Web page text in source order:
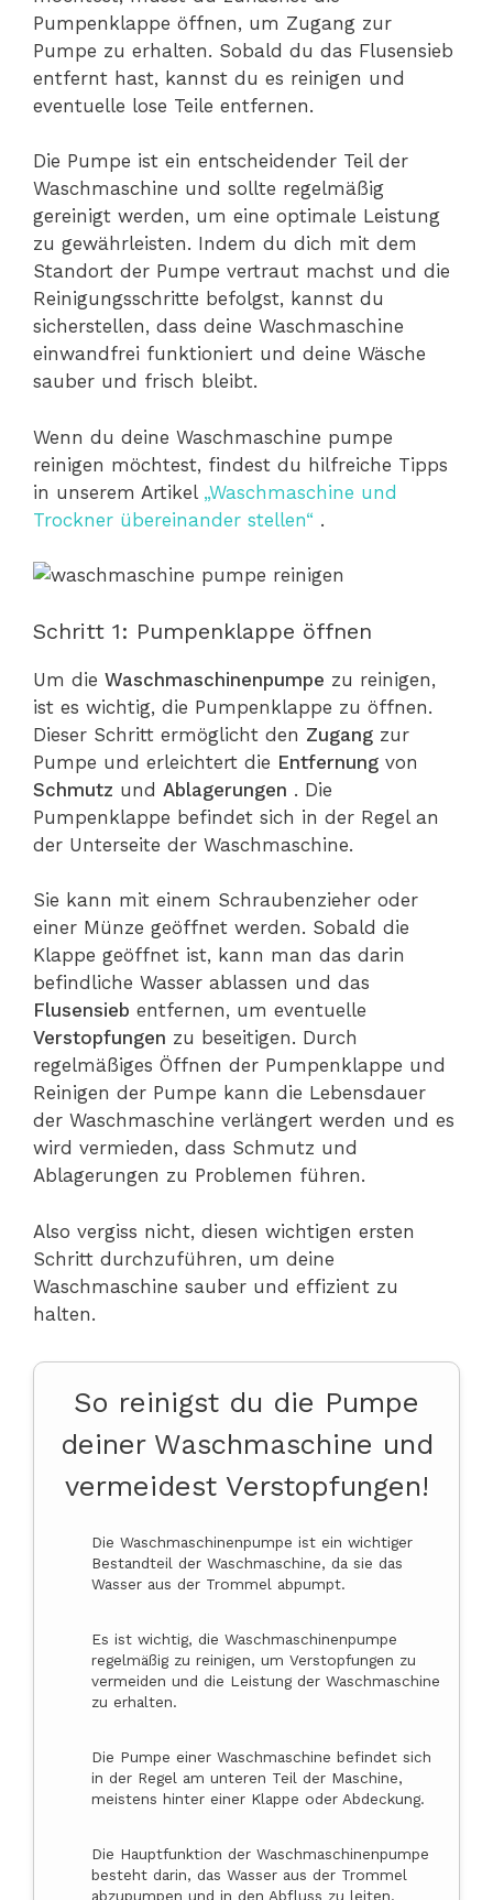
Pumpenklappe öffnen, um Zugang zur
Pumpe zu erhalten. Sobald du das Flusensieb
entfernt hast, kannst du es reinigen und
eventuelle lose Teile entfernen.
Die Pumpe ist ein entscheidender Teil der
Waschmaschine und sollte regelmäßig
gereinigt werden, um eine optimale Leistung
zu gewährleisten. Indem du dich mit dem
Standort der Pumpe vertraut machst und die
Reinigungsschritte befolgst, kannst du
sicherstellen, dass deine Waschmaschine
einwandfrei funktioniert und deine Wäsche
sauber und frisch bleibt.
Wenn du deine Waschmaschine pumpe
reinigen möchtest, findest du hilfreiche Tipps
in unserem Artikel „Waschmaschine und
Trockner übereinander stellen“ .
Schritt 1: Pumpenklappe öffnen
Um die Waschmaschinenpumpe zu reinigen,
ist es wichtig, die Pumpenklappe zu öffnen.
Dieser Schritt ermöglicht den Zugang zur
Pumpe und erleichtert die Entfernung von
Schmutz und Ablagerungen . Die
Pumpenklappe befindet sich in der Regel an
der Unterseite der Waschmaschine.
Sie kann mit einem Schraubenzieher oder
einer Münze geöffnet werden. Sobald die
Klappe geöffnet ist, kann man das darin
befindliche Wasser ablassen und das
Flusensieb entfernen, um eventuelle
Verstopfungen zu beseitigen. Durch
regelmäßiges Öffnen der Pumpenklappe und
Reinigen der Pumpe kann die Lebensdauer
der Waschmaschine verlängert werden und es
wird vermieden, dass Schmutz und
Ablagerungen zu Problemen führen.
Also vergiss nicht, diesen wichtigen ersten
Schritt durchzuführen, um deine
Waschmaschine sauber und effizient zu
halten.
So reinigst du die Pumpe
deiner Waschmaschine und
vermeidest Verstopfungen!
Die Waschmaschinenpumpe ist ein wichtiger
Bestandteil der Waschmaschine, da sie das
Wasser aus der Trommel abpumpt.
Es ist wichtig, die Waschmaschinenpumpe
regelmäßig zu reinigen, um Verstopfungen zu
vermeiden und die Leistung der Waschmaschine
zu erhalten.
Die Pumpe einer Waschmaschine befindet sich
in der Regel am unteren Teil der Maschine,
meistens hinter einer Klappe oder Abdeckung.
Die Hauptfunktion der Waschmaschinenpumpe
besteht darin, das Wasser aus der Trommel
abzupumpen und in den Abfluss zu leiten.